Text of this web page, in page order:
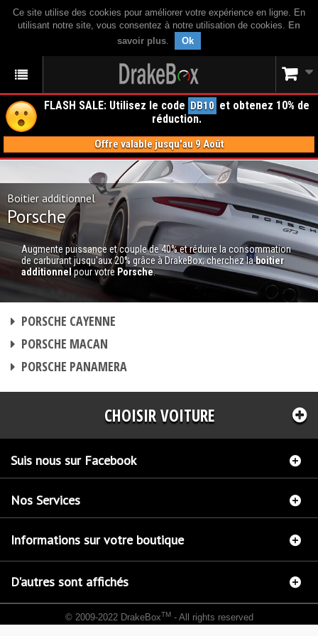
Ce site utilise des cookies pour améliorer votre expérience en ligne. En
utilisant notre site, vous consentez à notre utilisation de cookies. En
savoir plus. Ok
FLASH SALE: Utilisez le code DB10 et obtenez 10% de
réduction.
Offre valable jusqu'au 9 Août
Boitier additionnel
Porsche
Augmente puissance et couple de 40% et réduire la consommation
de carburant jusqu'aux 20% grâce à DrakeBox; cherchez laboitier
additionnel pour votre Porsche.
PORSCHE CAYENNE
PORSCHE MACAN
PORSCHE PANAMERA
CHOISIR VOITURE
Suis nous sur Facebook
Nos Services
Informations sur votre boutique
D'autres sont affichés
© 2009-2022 DrakeBoxTM- All rights reserved